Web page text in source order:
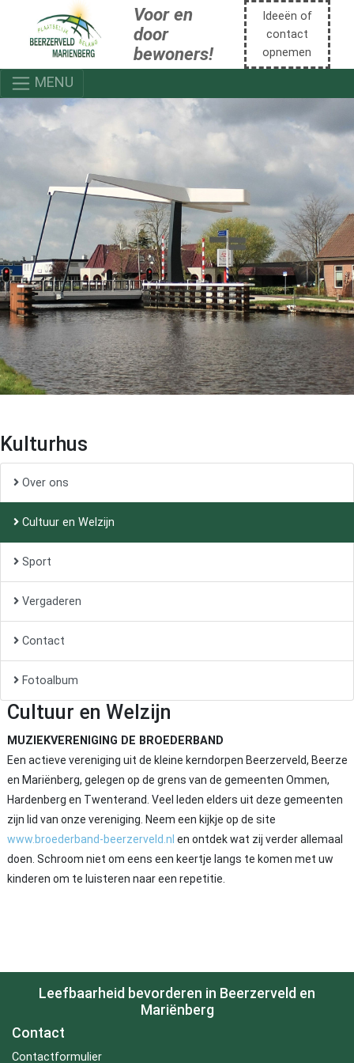
Voor en
door
bewoners!
Ideeën of
contact
opnemen
MENU
Kulturhus
Over ons
Cultuur en Welzijn
Sport
Vergaderen
Contact
Fotoalbum
Cultuur en Welzijn
MUZIEKVERENIGING DE BROEDERBAND
Een actieve vereniging uit de kleine kerndorpen Beerzerveld, Beerze
en Mariënberg, gelegen op de grens van de gemeenten Ommen,
Hardenberg en Twenterand. Veel leden elders uit deze gemeenten
zijn lid van onze vereniging. Neem een kijkje op de site
www.broederband-beerzerveld.nl en ontdek wat zij verder allemaal
doen. Schroom niet om eens een keertje langs te komen met uw
kinderen om te luisteren naar een repetitie.
Leefbaarheid bevorderen in Beerzerveld en
Mariënberg
Contact
Contactformulier